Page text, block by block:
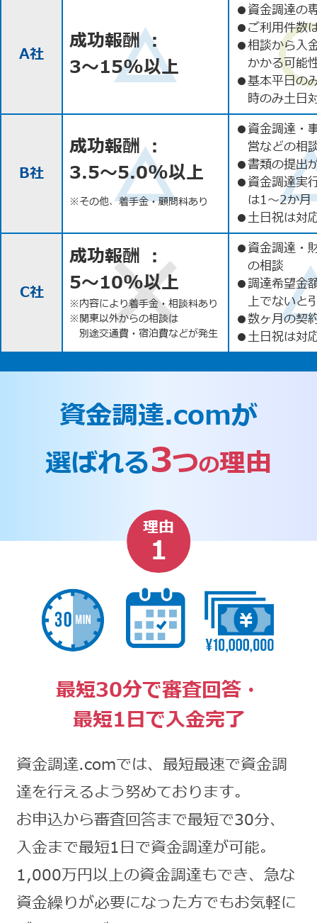
A社
成功報酬 ：
3〜15%以上
●資金調達の
●ご利用件数
●相談から入
かかる可能
●基本平日の
時のみ土日
B社
成功報酬 ：
3.5〜5.0%以上
※その他、着手金・顧問料あり
●資金調達・
営などの相
●書類の提出
●資金調達実
は1〜2か月
●土日祝は対
C社
成功報酬 ：
5〜10%以上
※内容により着手金・相談料あり
※関東以外からの相談は
別途交通費・宿泊費などが発生
●資金調達・
の相談
●調達希望金
上でないと
●数ヶ月の契
●土日祝は対
資金調達.comが
選ばれる3つの理由
理由
1
最短30分で審査回答・
最短1日で入金完了
資金調達.comでは、最短最速で資金調
達を行えるよう努めております。
お申込から審査回答まで最短で30分、
入金まで最短1日で資金調達が可能。
1,000万円以上の資金調達もでき、急な
資金繰りが必要になった方でもお気軽に